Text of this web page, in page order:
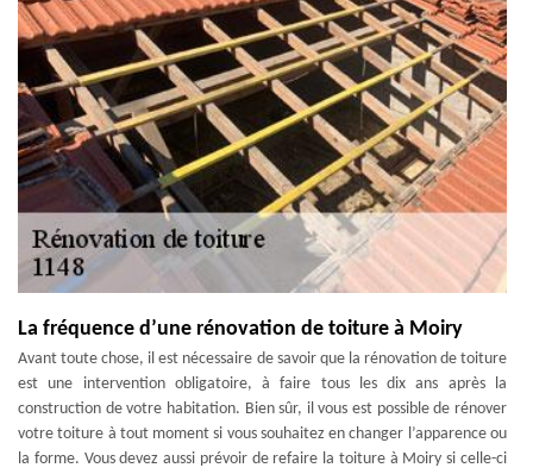
La fréquence d’une rénovation de toiture à Moiry
Avant toute chose, il est nécessaire de savoir que la rénovation de toiture
est une intervention obligatoire, à faire tous les dix ans après la
construction de votre habitation. Bien sûr, il vous est possible de rénover
votre toiture à tout moment si vous souhaitez en changer l’apparence ou
la forme. Vous devez aussi prévoir de refaire la toiture à Moiry si celle-ci